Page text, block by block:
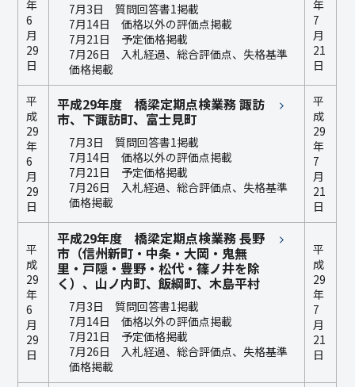
年
6
月
29
日
7月3日 質問回答書1掲載
7月14日 価格以外の評価点掲載
7月21日 予定価格掲載
7月26日 入札経過、総合評価点、失格基準
価格掲載
年
7
月
21
日
平
成
29
年
6
月
29
日
平成29年度 橋梁定期点検業務 諏訪
市、下諏訪町、富士見町
7月3日 質問回答書1掲載
7月14日 価格以外の評価点掲載
7月21日 予定価格掲載
7月26日 入札経過、総合評価点、失格基準
価格掲載
平
成
29
年
7
月
21
日
平
成
29
年
6
月
29
日
平成29年度 橋梁定期点検業務 長野
市（信州新町・中条・大岡・鬼無
里・戸隠・豊野・松代・篠ノ井を除
く）、山ノ内町、飯綱町、木島平村
7月3日 質問回答書1掲載
7月14日 価格以外の評価点掲載
7月21日 予定価格掲載
7月26日 入札経過、総合評価点、失格基準
価格掲載
平
成
29
年
7
月
21
日